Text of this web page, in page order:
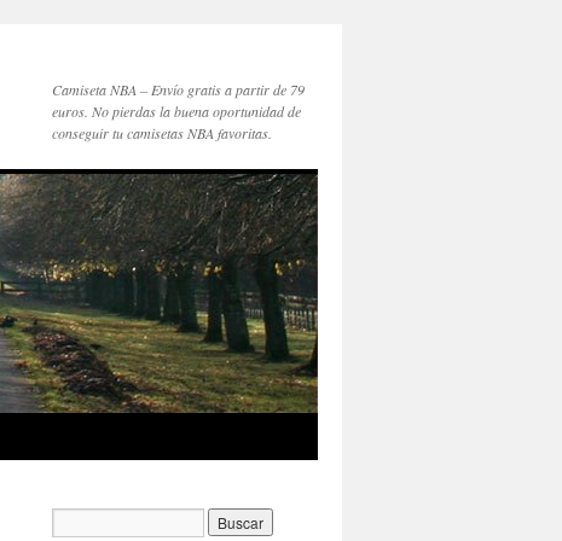
Camiseta NBA – Envío gratis a partir de 79
euros. No pierdas la buena oportunidad de
conseguir tu camisetas NBA favoritas.